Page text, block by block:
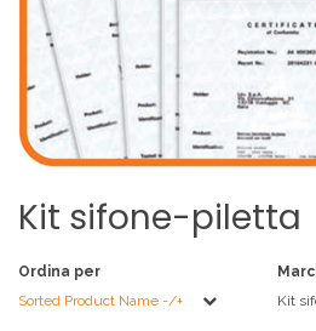
Kit sifone-piletta
Ordina per
Sorted Product Name -/+
Kit